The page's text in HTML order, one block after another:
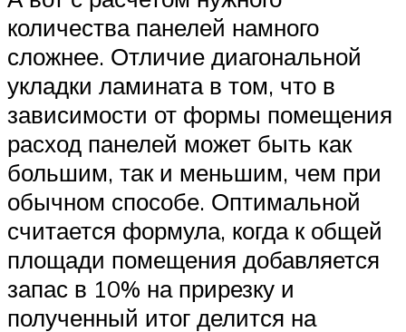
количества панелей намного
сложнее. Отличие диагональной
укладки ламината в том, что в
зависимости от формы помещения
расход панелей может быть как
большим, так и меньшим, чем при
обычном способе. Оптимальной
считается формула, когда к общей
площади помещения добавляется
запас в 10% на прирезку и
полученный итог делится на